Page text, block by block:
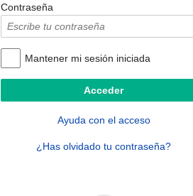
Contraseña
Mantener mi sesión iniciada
Ayuda con el acceso
¿Has olvidado tu contraseña?